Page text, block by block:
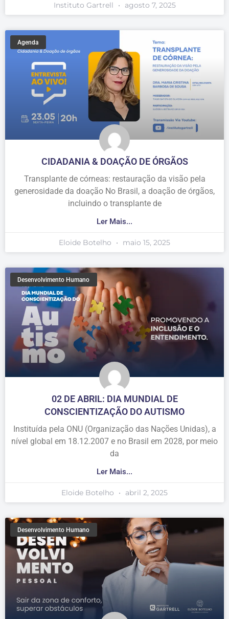
Instituto Gartrell agosto 7, 2025
Agenda
CIDADANIA & DOAÇÃO DE ÓRGÃOS
Transplante de córneas: restauração da visão pela
generosidade da doação No Brasil, a doação de órgãos,
incluindo o transplante de
Ler Mais...
Eloide Botelho maio 15, 2025
Desenvolvimento Humano
02 DE ABRIL: DIA MUNDIAL DE
CONSCIENTIZAÇÃO DO AUTISMO
Instituída pela ONU (Organização das Nações Unidas), a
nível global em 18.12.2007 e no Brasil em 2028, por meio
da
Ler Mais...
Eloide Botelho abril 2, 2025
Desenvolvimento Humano